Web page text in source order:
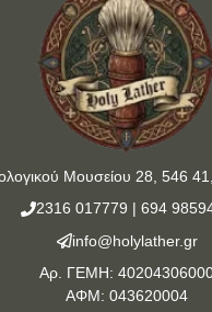
Μουσείου 28, 546
2316 017779 | 694
info@holylather.gr
Αρ. ΓΕΜΗ:
ΑΦΜ: 043620004